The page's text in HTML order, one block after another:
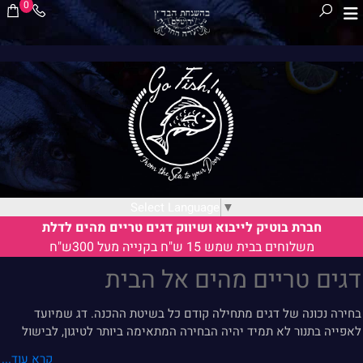
▼
0
חברת בוטיק לייבוא ושיווק דגים טריים מהים לדלת
משלוחים בבית שמש 15 ש"ח בקנייה מעל 300ש"ח
דגים טריים מהים אל הבית
בחירה נכונה של דגים מתחילה קודם כל בשיטת ההכנה. דג שמיועד
לאפייה בתנור לא תמיד יהיה הבחירה המתאימה ביותר לטיגון, לבישול
קרא עוד...